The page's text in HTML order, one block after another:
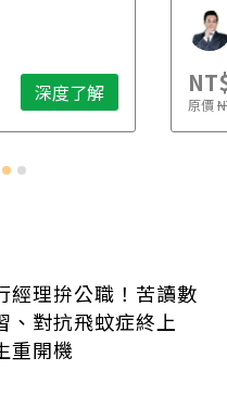
深度了解 原價
經理拚公職！苦讀數
、對抗飛蚊症終上
重開機